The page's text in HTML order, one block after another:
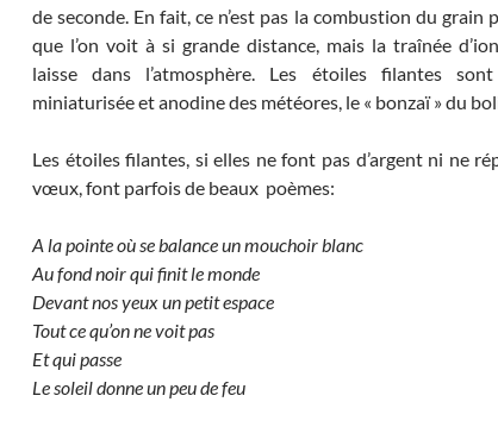
de seconde. En fait, ce n’est pas la combustion du grain
que l’on voit à si grande distance, mais la traînée
laisse dans l’atmosphère. Les étoiles filantes
miniaturisée et anodine des météores, le « bonzaï » du
Les étoiles filantes, si elles ne font pas d’argent ni ne
vœux, font parfois de beaux poèmes:
A la pointe où se balance un mouchoir blanc
Au fond noir qui finit le monde
Devant nos yeux un petit espace
Tout ce qu’on ne voit pas
Et qui passe
Le soleil donne un peu de feu